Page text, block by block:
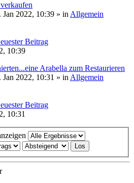
Jan 2022, 10:39 » in Allgemein
Beitrag
10:39
Arabella zum Restaurieren
Jan 2022, 10:31 » in Allgemein
Beitrag
10:31